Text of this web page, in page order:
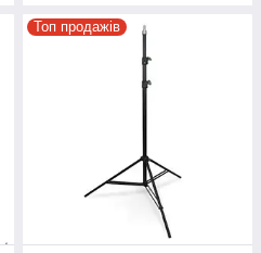
Топ продажів